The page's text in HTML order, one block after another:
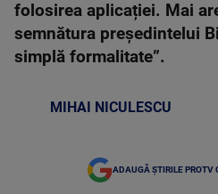
folosirea aplicației. Mai
semnătura președintelui
simplă formalitate”.
MIHAI NICULESCU
ADAUGĂ ȘTIRILE PROTV